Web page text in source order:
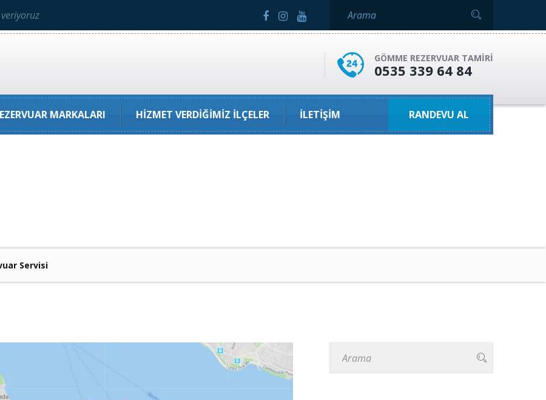
GÖMME REZERVUAR TAMIRI
0535 339 64 84
MARKALARI HIZMET VERDIĞIMIZ İLÇELER İLETIŞIM RANDEVU AL
Servisi